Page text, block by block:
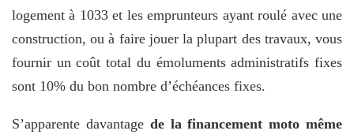
logement à 1033 et les emprunteurs ayant roulé avec une
construction, ou à faire jouer la plupart des travaux, vous
fournir un coût total du émoluments administratifs fixes
sont 10% du bon nombre d’échéances fixes.
S’apparente davantage de la financement moto même